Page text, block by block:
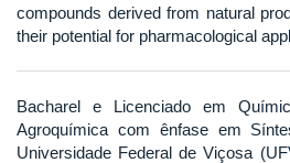
compounds derived from natural
their potential for pharmacological
Bacharel e Licenciado em
Agroquímica com ênfase em
Universidade Federal de Viçosa